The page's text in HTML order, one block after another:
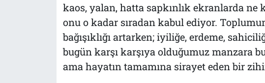
kaos, yalan, hatta sapkınlık ekranlarda
onu o kadar sıradan kabul ediyor.
bağışıklığı artarken; iyiliğe, erdeme,
bugün karşı karşıya olduğumuz manzara
ama hayatın tamamına sirayet eden bir